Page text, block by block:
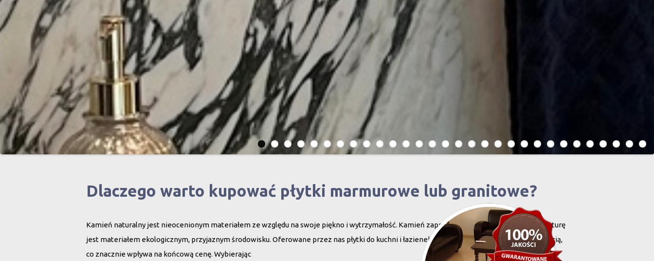
Dlaczego warto kupować płytki marmurowe lub granitowe?
Kamień naturalny jest nieocenionym materiałem ze względu na swoje piękno i wytrzymałość. Kamień zaprojektowany i stworzony przez naturę
jest materiałem ekologicznym, przyjaznym środowisku. Oferowane przez nas płytki do kuchni i łazienek charakteryzują się niewielką grubością,
co znacznie wpływa na końcową cenę. Wybierając